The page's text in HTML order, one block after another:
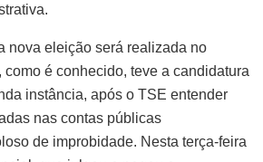
nova eleição será realizada no
é conhecido, teve a candidatura
instância, após o TSE entender
nas contas públicas
de improbidade. Nesta terça-feira